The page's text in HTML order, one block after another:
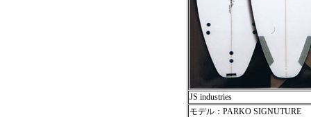
JS industries
モデル：PARKO SIGNUTURE